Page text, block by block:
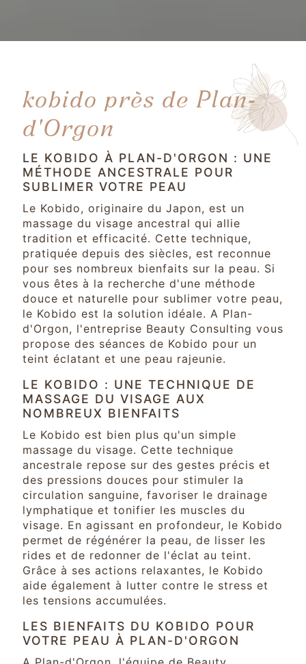
kobido près de Plan-
d'Orgon
LE KOBIDO À PLAN-D'ORGON : UNE
MÉTHODE ANCESTRALE POUR
SUBLIMER VOTRE PEAU
Le Kobido, originaire du Japon, est un
massage du visage ancestral qui allie
tradition et efficacité. Cette technique,
pratiquée depuis des siècles, est reconnue
pour ses nombreux bienfaits sur la peau. Si
vous êtes à la recherche d'une méthode
douce et naturelle pour sublimer votre peau,
le Kobido est la solution idéale. A Plan-
d'Orgon, l'entreprise Beauty Consulting vous
propose des séances de Kobido pour un
teint éclatant et une peau rajeunie.
LE KOBIDO : UNE TECHNIQUE DE
MASSAGE DU VISAGE AUX
NOMBREUX BIENFAITS
Le Kobido est bien plus qu'un simple
massage du visage. Cette technique
ancestrale repose sur des gestes précis et
des pressions douces pour stimuler la
circulation sanguine, favoriser le drainage
lymphatique et tonifier les muscles du
visage. En agissant en profondeur, le Kobido
permet de régénérer la peau, de lisser les
rides et de redonner de l'éclat au teint.
Grâce à ses actions relaxantes, le Kobido
aide également à lutter contre le stress et
les tensions accumulées.
LES BIENFAITS DU KOBIDO POUR
VOTRE PEAU À PLAN-D'ORGON